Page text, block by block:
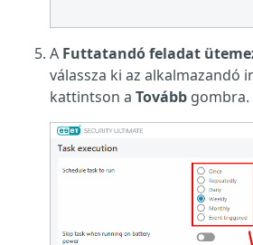
A Futtatandó feladat
válassza ki az alkalmazandó
kattintson a Tovább gombra.